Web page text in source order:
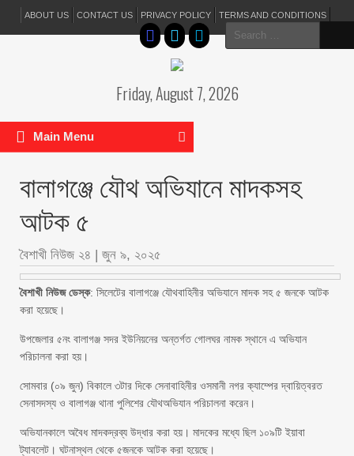
ABOUT US CONTACT US PRIVACY POLICY TERMS AND CONDITIONS
Search
for:
Friday, August 7, 2026
Main Menu
বালাগঞ্জে যৌথ অভিযানে মাদকসহ
আটক ৫
বৈশাখী নিউজ ২৪ | জুন ৯, ২০২৫
বৈশাখী নিউজ ডেস্ক: সিলেটের বালাগঞ্জে যৌথবাহিনীর অভিযানে মাদক সহ ৫ জনকে আটক
করা হয়েছে।
উপজেলার ৫নং বালাগঞ্জ সদর ইউনিয়নের অন্তর্গত গোলঘর নামক স্থানে এ অভিযান
পরিচালনা করা হয়।
সোমবার (০৯ জুন) বিকালে ৩টার দিকে সেনাবাহিনীর ওসমানী নগর ক্যাম্পের দ্বায়িত্বরত
সেনাসদস্য ও বালাগঞ্জ থানা পুলিশের যৌথঅভিযান পরিচালনা করেন।
অভিযানকালে অবৈধ মাদকদ্রব্য উদ্ধার করা হয়। মাদকের মধ্যে ছিল ১০৯টি ইয়াবা
ট্যাবলেট। ঘটনাস্থল থেকে ৫জনকে আটক করা হয়েছে।